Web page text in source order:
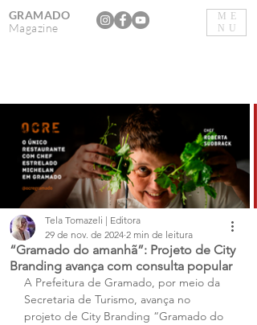
ME
NU
GRAMADO
Magazine
“Gramado do amanhã”: Projeto de City
Branding avança com consulta popular
Tela Tomazeli | Editora
29 de nov. de 2024 2 min de leitura
A Prefeitura de Gramado, por meio da
Secretaria de Turismo, avança no
projeto de City Branding “Gramado do